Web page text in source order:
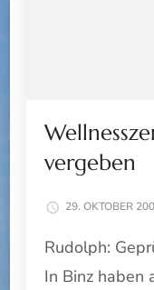
vergeben
29. OKTOBER
Rudolph:
In Binz haben